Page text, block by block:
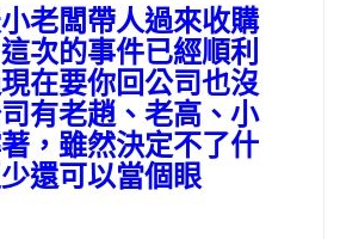
小老闆帶人過來收購
次的事件已經順利
在要你回公司也沒
有老趙、老高、小
，雖然決定不了什
還可以當個眼